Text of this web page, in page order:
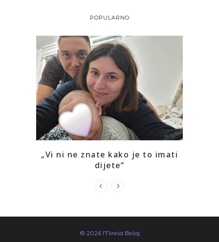
POPULARNO
„Vi ni ne znate kako je to imati
dijete”
© 2026 Mirela Belaj